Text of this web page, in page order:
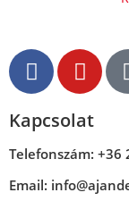
Kapcsolat
Telefonszám: +36
Email: